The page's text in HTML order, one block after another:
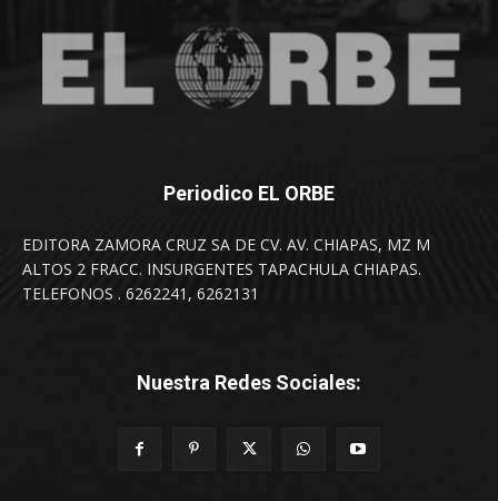
Periodico EL ORBE
EDITORA ZAMORA CRUZ SA DE CV. AV. CHIAPAS, MZ M
ALTOS 2 FRACC. INSURGENTES TAPACHULA CHIAPAS.
TELEFONOS . 6262241, 6262131
Nuestra Redes Sociales: